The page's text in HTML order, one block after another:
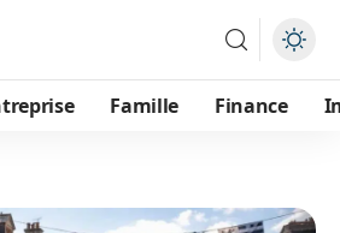
Famille Finance